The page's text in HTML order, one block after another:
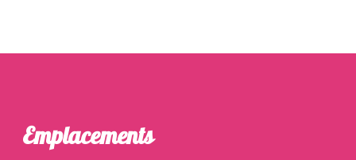
Emplacements